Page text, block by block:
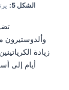
الشكل 5:
وألدوستيرون
أيام إلى